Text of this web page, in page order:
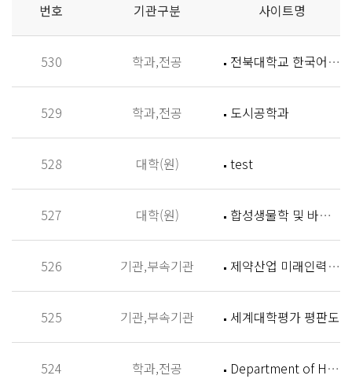
번호 기관구분 사이트명
530 학과,전공 전북대학교 한국어학과
529 학과,전공 도시공학과
528 대학(원) test
527 대학(원) 합성생물학 및 바이오신소재개발 연구실 (Synthetic Biology and Biomaterials Lab,SBBL)
526 기관,부속기관 제약산업 미래인력 양성센터 홈페이지
525 기관,부속기관 세계대학평가 평판도
524 학과,전공 Department of History